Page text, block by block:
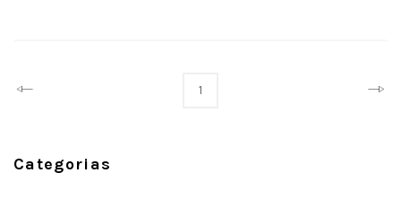
Prev 1 Next
Categorias